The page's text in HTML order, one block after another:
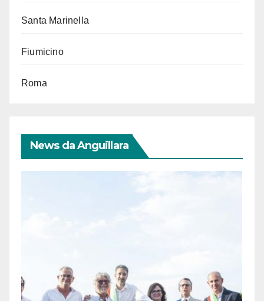
Santa Marinella
Fiumicino
Roma
News da Anguillara